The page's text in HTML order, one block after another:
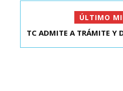
ÚLTIMO
EXDIPUTADO LAVÍN
TC ADMITE A TRÁMITE Y